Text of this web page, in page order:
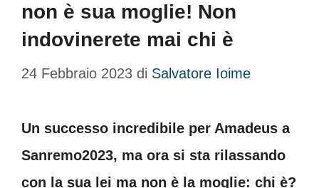
non è sua moglie! Non
indovinerete mai chi è
24 Febbraio 2023 di Salvatore Ioime
Un successo incredibile per Amadeus a
Sanremo2023, ma ora si sta rilassando
con la sua lei ma non è la moglie: chi è?